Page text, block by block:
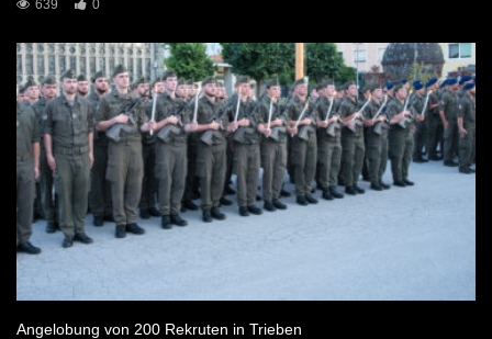
639
0
Angelobung von 200 Rekruten in Trieben